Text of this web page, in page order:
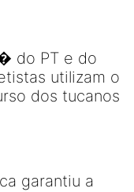
do PT e do
utilizam o
dos tucanos
garantiu a